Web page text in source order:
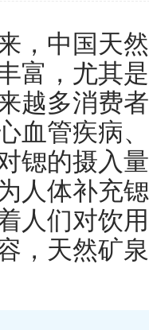
中国天然
富，尤其
越多消费
血管疾病
锶的摄入
人体补充
人们对饮
，天然矿